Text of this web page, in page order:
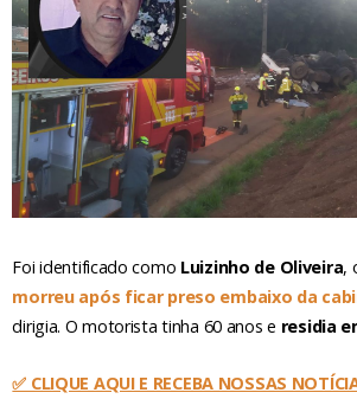
Foi identificado como Luizinho de Oliveira,
morreu após ficar preso embaixo da
dirigia. O motorista tinha 60 anos e residia
✅ CLIQUE AQUI E RECEBA NOSSAS